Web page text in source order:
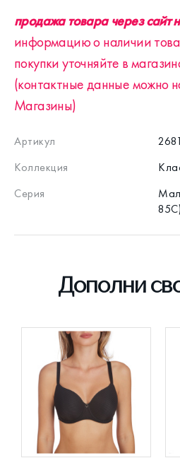
продажа товара через сайт
информацию о наличии
покупки уточняйте в
(контактные данные можно
Магазины)
Артикул
Коллекция
Серия
85С)
Дополни